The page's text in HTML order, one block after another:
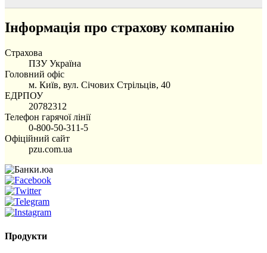
Інформація про страхову компанію
Страхова
ПЗУ Україна
Головний офіс
м. Київ, вул. Січових Стрільців, 40
ЕДРПОУ
20782312
Телефон гарячої лінії
​​​​​​​0-800-50-311-5
Офіційний сайт
pzu.com.ua
Продукти